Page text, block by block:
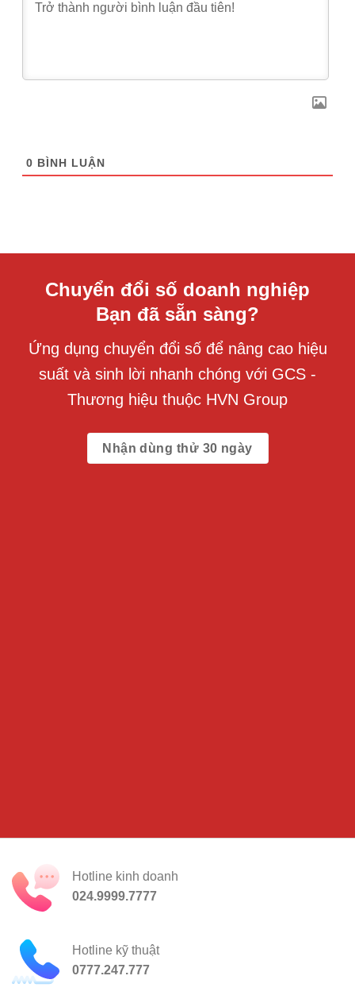
0 BÌNH LUẬN
Chuyển đổi số doanh nghiệp
Bạn đã sẵn sàng?
Ứng dụng chuyển đổi số để nâng cao hiệu
suất và sinh lời nhanh chóng với GCS -
Thương hiệu thuộc HVN Group
Nhận dùng thử 30 ngày
Hotline kinh doanh
024.9999.7777
Hotline kỹ thuật
0777.247.777